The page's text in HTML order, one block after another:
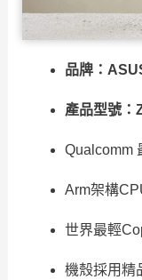
品牌：
產品型號
Qualcomm
Arm架構
世界最輕
機殼採用精